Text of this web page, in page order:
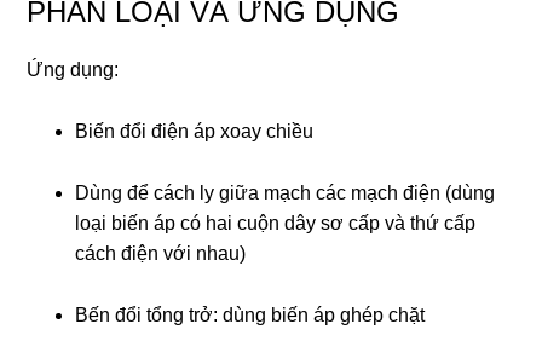
PHÂN LOẠI VÀ ỨNG DỤNG
Ứng dụng:
Biến đổi điện áp xoay chiều
Dùng để cách ly giữa mạch các mạch điện (dùng
loại biến áp có hai cuộn dây sơ cấp và thứ cấp
cách điện với nhau)
Bến đổi tổng trở: dùng biến áp ghép chặt